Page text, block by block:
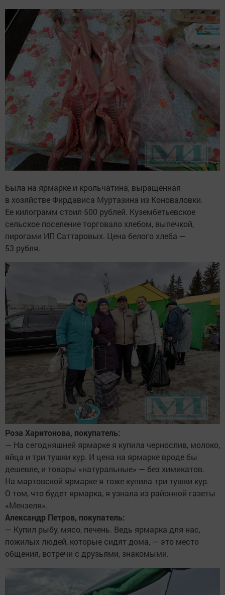
Была на ярмарке и крольчатина, выращенная
в хозяйстве Фирдависа Муртазина из Коноваловки.
Ее килограмм стоил 500 рублей. Кузембетьевское
сельское поселение торговало хлебом, выпечкой,
пирогами ИП Саттаровых. Цена белого хлеба —
53 рубля.
Роза Харитонова, покупатель:
— На сегодняшней ярмарке я купила чернослив, молоко,
яйца и три тушки кур. И цена на ярмарке вроде бы
дешевле, и товары «натуральные» — без химикатов.
На мартовской ярмарке я тоже купила три тушки кур.
О том, что будет ярмарка, я узнала из районной газеты
«Мензеля».
Александр Петров, покупатель:
— Купил рыбу, мясо, печень. Ведь ярмарка для нас,
пожилых людей, которые сидят дома, — это место
общения, встречи с друзьями, знакомыми.